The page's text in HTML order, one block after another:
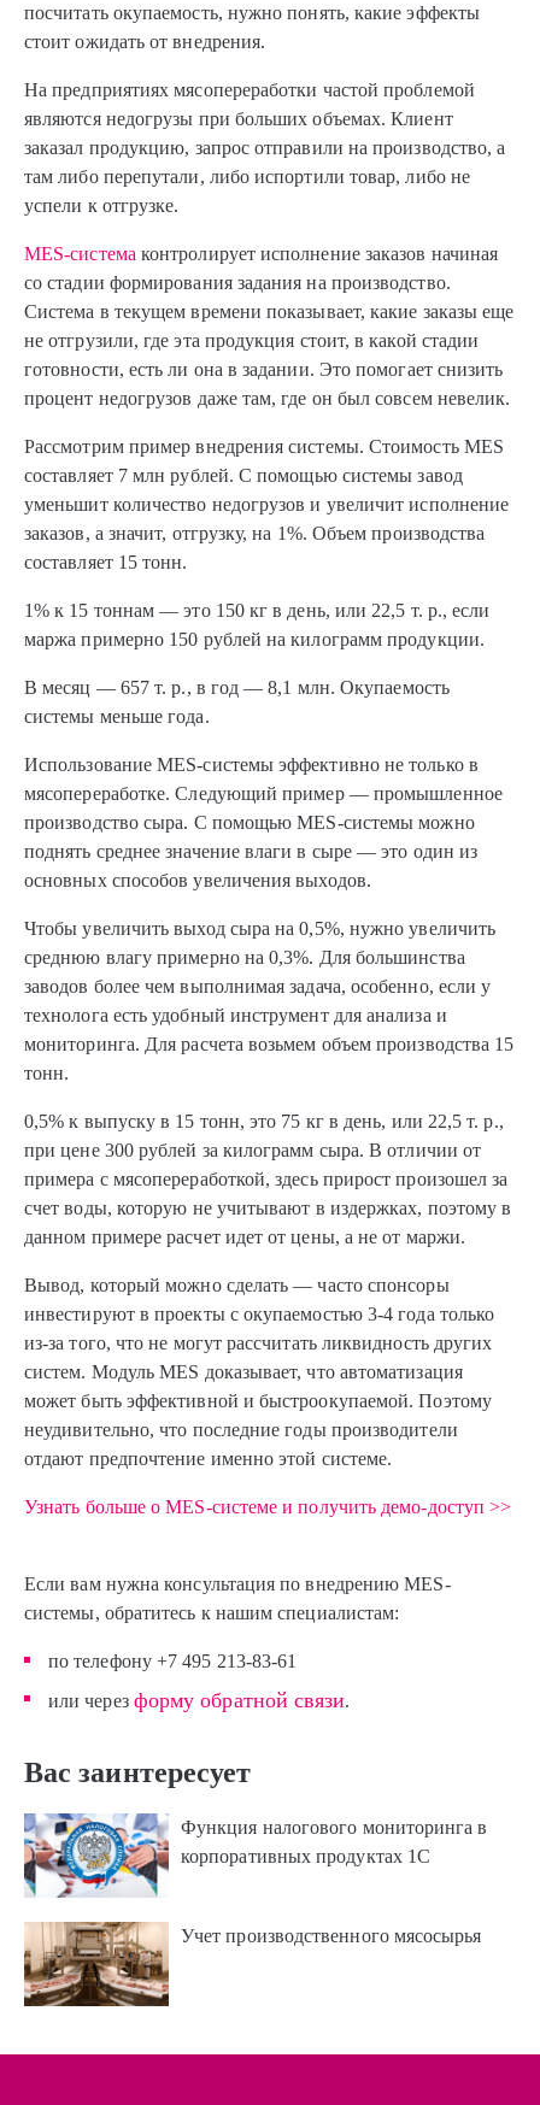
посчитать окупаемость, нужно понять, какие эффекты
стоит ожидать от внедрения.
На предприятиях мясопереработки частой проблемой
являются недогрузы при больших объемах. Клиент
заказал продукцию, запрос отправили на производство, а
там либо перепутали, либо испортили товар, либо не
успели к отгрузке.
MES-система контролирует исполнение заказов начиная
со стадии формирования задания на производство.
Система в текущем времени показывает, какие заказы еще
не отгрузили, где эта продукция стоит, в какой стадии
готовности, есть ли она в задании. Это помогает снизить
процент недогрузов даже там, где он был совсем невелик.
Рассмотрим пример внедрения системы. Стоимость MES
составляет 7 млн рублей. С помощью системы завод
уменьшит количество недогрузов и увеличит исполнение
заказов, а значит, отгрузку, на 1%. Объем производства
составляет 15 тонн.
1% к 15 тоннам — это 150 кг в день, или 22,5 т. р., если
маржа примерно 150 рублей на килограмм продукции.
В месяц — 657 т. р., в год — 8,1 млн. Окупаемость
системы меньше года.
Использование MES-системы эффективно не только в
мясопереработке. Следующий пример — промышленное
производство сыра. С помощью MES-системы можно
поднять среднее значение влаги в сыре — это один из
основных способов увеличения выходов.
Чтобы увеличить выход сыра на 0,5%, нужно увеличить
среднюю влагу примерно на 0,3%. Для большинства
заводов более чем выполнимая задача, особенно, если у
технолога есть удобный инструмент для анализа и
мониторинга. Для расчета возьмем объем производства 15
тонн.
0,5% к выпуску в 15 тонн, это 75 кг в день, или 22,5 т. р.,
при цене 300 рублей за килограмм сыра. В отличии от
примера с мясопереработкой, здесь прирост произошел за
счет воды, которую не учитывают в издержках, поэтому в
данном примере расчет идет от цены, а не от маржи.
Вывод, который можно сделать — часто спонсоры
инвестируют в проекты с окупаемостью 3-4 года только
из-за того, что не могут рассчитать ликвидность других
систем. Модуль MES доказывает, что автоматизация
может быть эффективной и быстроокупаемой. Поэтому
неудивительно, что последние годы производители
отдают предпочтение именно этой системе.
Узнать больше о MES-системе и получить демо-доступ >>
Если вам нужна консультация по внедрению MES-
системы, обратитесь к нашим специалистам:
по телефону +7 495 213-83-61
или через форму обратной связи.
Вас заинтересует
Функция налогового мониторинга в
корпоративных продуктах 1С
Учет производственного мясосырья